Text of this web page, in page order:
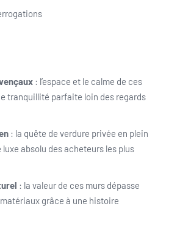
: l’espace et le calme de ces
tranquillité parfaite loin des regards
: la quête de verdure privée en plein
absolu des acheteurs les plus
: la valeur de ces murs dépasse
grâce à une histoire